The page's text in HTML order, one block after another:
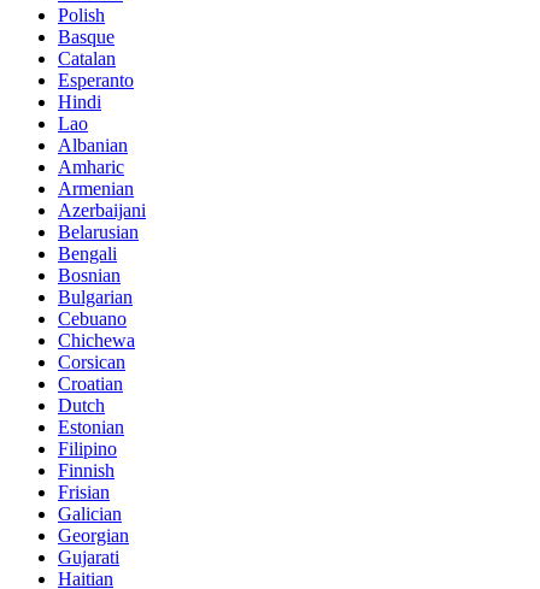
Polish
Basque
Catalan
Esperanto
Hindi
Lao
Albanian
Amharic
Armenian
Azerbaijani
Belarusian
Bengali
Bosnian
Bulgarian
Cebuano
Chichewa
Corsican
Croatian
Dutch
Estonian
Filipino
Finnish
Frisian
Galician
Georgian
Gujarati
Haitian